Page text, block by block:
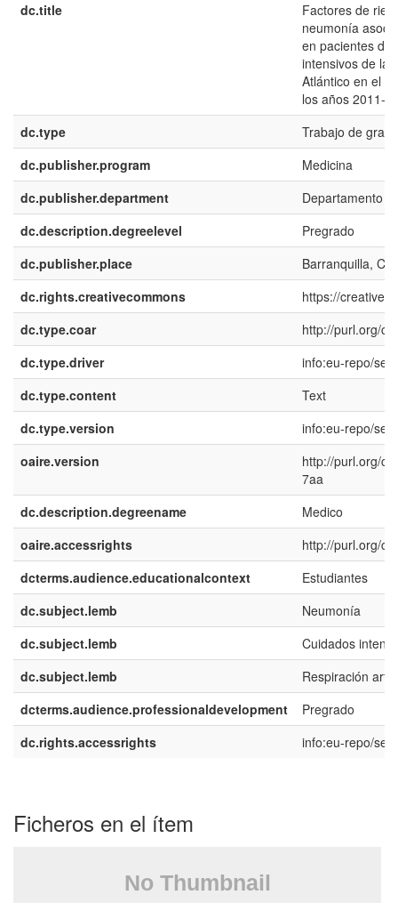
dc.title
Factores de
neumonía
en pacientes de
intensivos de la
Atlántico en el
los años 2011-
dc.type
Trabajo de
dc.publisher.program
Medicina
dc.publisher.department
Departamento
dc.description.degreelevel
Pregrado
dc.publisher.place
Barranquilla,
dc.rights.creativecommons
https://
dc.type.coar
http://purl.org/
dc.type.driver
info:eu-repo/
dc.type.content
Text
dc.type.version
info:eu-repo/
oaire.version
http://purl.org/
7aa
dc.description.degreename
Medico
oaire.accessrights
http://purl.org/
dcterms.audience.educationalcontext
Estudiantes
dc.subject.lemb
Neumonía
dc.subject.lemb
Cuidados
dc.subject.lemb
Respiración
dcterms.audience.professionaldevelopment
Pregrado
dc.rights.accessrights
info:eu-repo/
Ficheros en el ítem